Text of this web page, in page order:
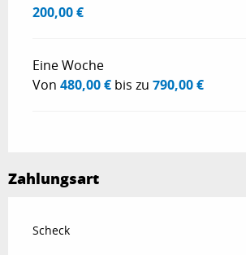
200,00 €
Eine Woche
Von 480,00 € bis zu 790,00 €
Zahlungsart
Scheck